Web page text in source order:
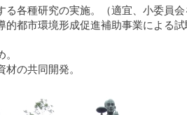
る各種研究の実施。（適宜、小委員
的都市環境形成促進補助事業による
の共同開発。